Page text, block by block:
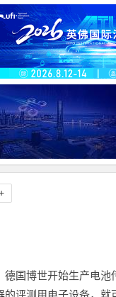
德国博世开始生产电池
的评测用电子设备，就